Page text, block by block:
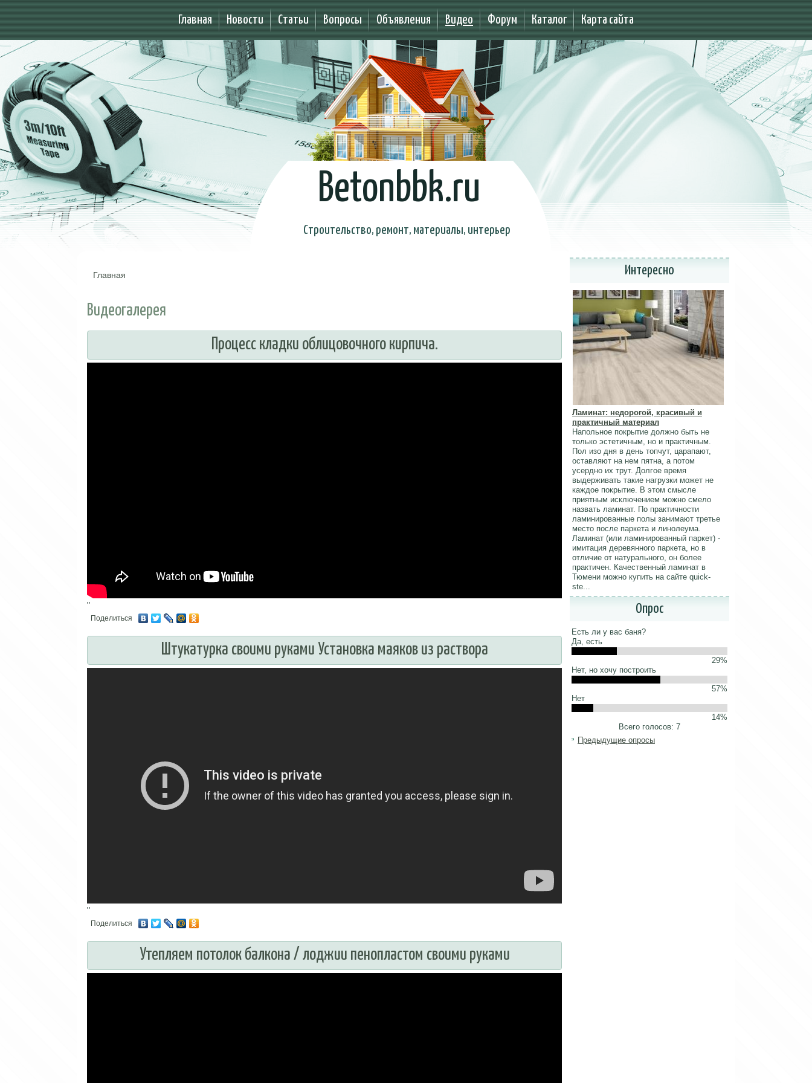
Главная Новости Статьи Вопросы Объявления Видео Форум Каталог Карта сайта
Betonbbk.ru
Строительство, ремонт, материалы, интерьер
Главная
Видеогалерея
Процесс кладки облицовочного кирпича.
"
Поделиться
Штукатурка своими руками Установка маяков из раствора
"
Поделиться
Утепляем потолок балкона / лоджии пенопластом своими руками
Интересно
Ламинат: недорогой, красивый и
практичный материал
Напольное покрытие должно быть не
только эстетичным, но и практичным.
Пол изо дня в день топчут, царапают,
оставляют на нем пятна, а потом
усердно их трут. Долгое время
выдерживать такие нагрузки может не
каждое покрытие. В этом смысле
приятным исключением можно смело
назвать ламинат. По практичности
ламинированные полы занимают третье
место после паркета и линолеума.
Ламинат (или ламинированный паркет) -
имитация деревянного паркета, но в
отличие от натурального, он более
практичен. Качественный ламинат в
Тюмени можно купить на сайте quick-
ste...
Опрос
Есть ли у вас баня?
Да, есть
29%
Нет, но хочу построить
57%
Нет
14%
Всего голосов: 7
Предыдущие опросы